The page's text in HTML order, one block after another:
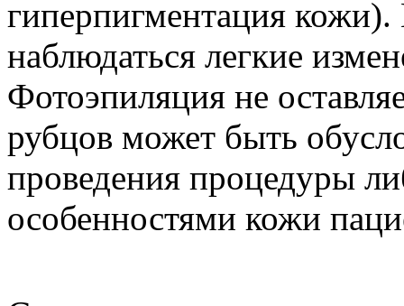
гиперпигментация
наблюдаться легкие
Фотоэпиляция не
рубцов может быть
проведения процедуры
особенностями кожи